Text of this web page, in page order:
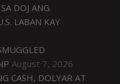
DOJ ANG
LABAN KAY
August 7, 2026
CASH, DOLYAR AT